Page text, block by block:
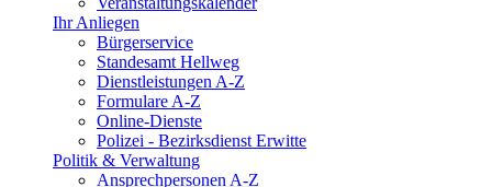
Ihr Anliegen
Bürgerservice
Standesamt Hellweg
Dienstleistungen A-Z
Formulare A-Z
Online-Dienste
Polizei - Bezirksdienst Erwitte
Politik & Verwaltung
Ansprechpersonen A-Z